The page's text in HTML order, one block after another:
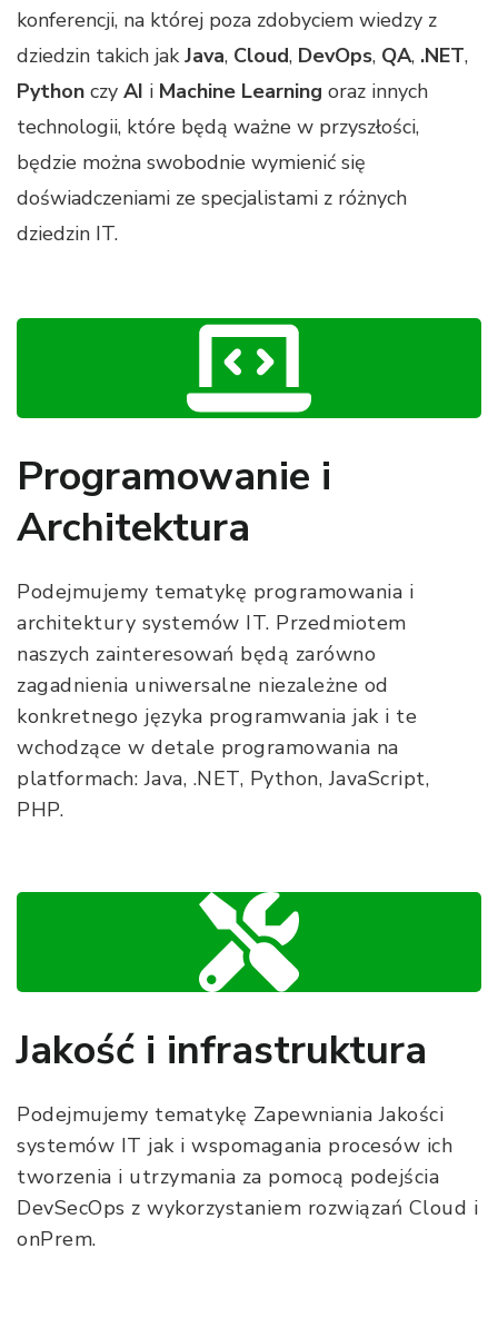
konferencji, na której poza zdobyciem wiedzy z
dziedzin takich jak Java, Cloud, DevOps, QA, .NET,
Python czy AI i Machine Learning oraz innych
technologii, które będą ważne w przyszłości,
będzie można swobodnie wymienić się
doświadczeniami ze specjalistami z różnych
dziedzin IT.
Programowanie i
Architektura
Podejmujemy tematykę programowania i
architektury systemów IT. Przedmiotem
naszych zainteresowań będą zarówno
zagadnienia uniwersalne niezależne od
konkretnego języka programwania jak i te
wchodzące w detale programowania na
platformach: Java, .NET, Python, JavaScript,
PHP.
Jakość i infrastruktura
Podejmujemy tematykę Zapewniania Jakości
systemów IT jak i wspomagania procesów ich
tworzenia i utrzymania za pomocą podejścia
DevSecOps z wykorzystaniem rozwiązań Cloud i
onPrem.